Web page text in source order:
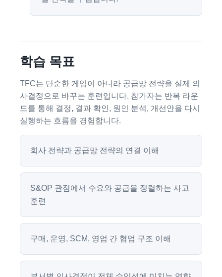
학습 목표
TFC는 단순한 게임이 아니라 공급망 전략을 실제 의
사결정으로 바꾸는 훈련입니다. 참가자는 반복 라운
드를 통해 결정, 결과 확인, 원인 분석, 개선안을 다시
실행하는 흐름을 경험합니다.
회사 전략과 공급망 전략의 연결 이해
S&OP 관점에서 수요와 공급을 정렬하는 사고
훈련
구매, 운영, SCM, 영업 간 협업 구조 이해